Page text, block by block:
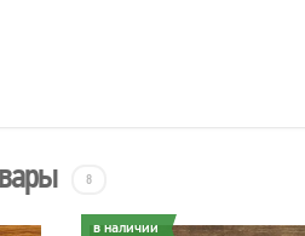
8
в наличии